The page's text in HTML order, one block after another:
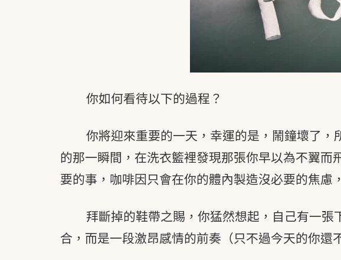
你如何看待以下的過程？
你將迎來重要的一天，幸運的是，鬧鐘壞了
的那一瞬間，在洗衣籃裡發現那張你早以為不翼
要的事，咖啡因只會在你的體內製造沒必要的焦慮
拜斷掉的鞋帶之賜，你猛然想起，自己有一
合，而是一段激昂感情的前奏（只不過今天的你還